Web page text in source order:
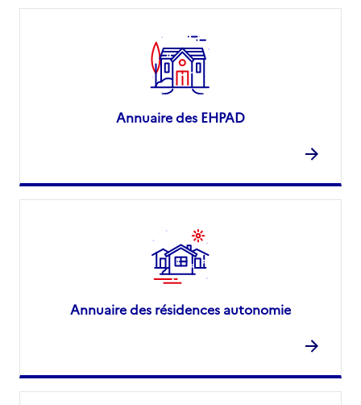
Annuaire des EHPAD
Annuaire des résidences autonomie